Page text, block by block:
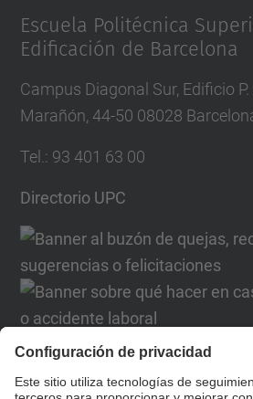
Escuela Politécnica
Edificación de Barcelona
Campus Diagonal Sur, Edificio
Marañón, 44-50 08028
Tel. : 93 401 63 00
Directorio UPC
Formulario de contacto